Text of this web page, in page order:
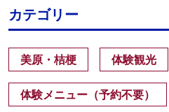
カテゴリー
美原・桔梗 体験観光
体験メニュー（予約不要）